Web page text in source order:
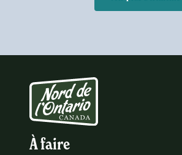
À faire